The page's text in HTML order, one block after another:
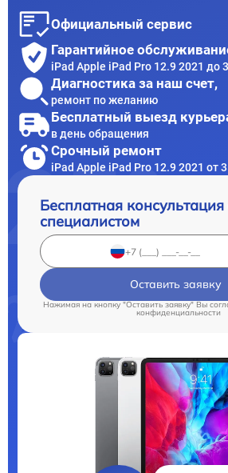
Официальный сервис
Гарантийное
iPad Apple iPad Pro 12.9 2021 до
Диагностика за наш счет,
ремонт по желанию
Бесплатный выезд
в день обращения
Срочный ремонт
iPad Apple iPad Pro 12.9 2021 от
Бесплатная консультация
специалистом
Оставить заявку
Нажимая на кнопку "Оставить заявку" Вы
конфиденциальности